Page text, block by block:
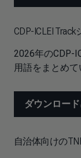
CDP-ICLEI
2026年のCDP-
用語をまとめて
ダウンロード
自治体向けの